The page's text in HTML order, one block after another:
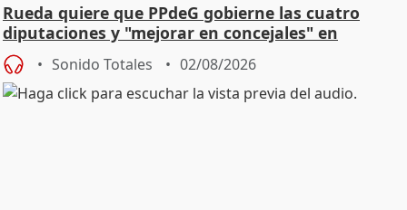
Rueda quiere que PPdeG gobierne las cuatro
diputaciones y "mejorar en concejales" en
ciudades
Sonido Totales 02/08/2026